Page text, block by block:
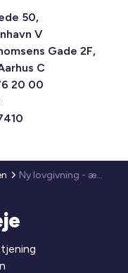
50,
V
Gade 2F,
C
20 00
Ny lovgivning - ændringer i lov om almene boliger mv